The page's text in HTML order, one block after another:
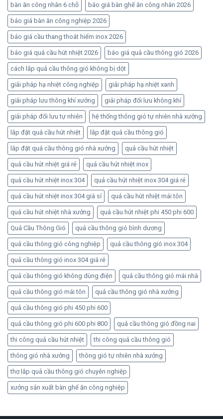
bàn ăn công nhân 6 chỗ báo giá bàn ghế ăn công nhân 2026
báo giá bàn ăn công nghiệp 2026
báo giá cầu thang thoát hiểm inox 2026
báo giá quả cầu hút nhiệt 2026 báo giá quả cầu thông gió 2026
cách lắp quả cầu thông gió không bị dột
giải pháp hạ nhiệt công nghiệp giải pháp hạ nhiệt xanh
giải pháp lưu thông khí xưởng giải pháp đối lưu không khí
giải pháp đối lưu tự nhiên hệ thống thông gió tự nhiên nhà xưởng
lắp đặt quả cầu hút nhiệt lắp đặt quả cầu thông gió
lắp đặt quả cầu thông gió nhà xưởng quả cầu hút nhiệt
quả cầu hút nhiệt giá rẻ quả cầu hút nhiệt inox
quả cầu hút nhiệt inox 304 quả cầu hút nhiệt inox 304 giá rẻ
quả cầu hút nhiệt inox 304 giá sỉ quả cầu hút nhiệt mái tôn
quả cầu hút nhiệt nhà xưởng quả cầu hút nhiệt phi 450 phi 600
Quả Cầu Thông Gió quả cầu thông gió bình dương
quả cầu thông gió công nghiệp quả cầu thông gió inox 304
quả cầu thông gió inox 304 giá rẻ
quả cầu thông gió không dùng điện quả cầu thông gió mái nhà
quả cầu thông gió mái tôn quả cầu thông gió nhà xưởng
quả cầu thông gió phi 450 phi 600
quả cầu thông gió phi 600 phi 800 quả cầu thông gió đồng nai
thi công quả cầu hút nhiệt thi công quả cầu thông gió
thông gió nhà xưởng thông gió tự nhiên nhà xưởng
thợ lắp quả cầu thông gió chuyên nghiệp
xưởng sản xuất bàn ghế ăn công nghiệp